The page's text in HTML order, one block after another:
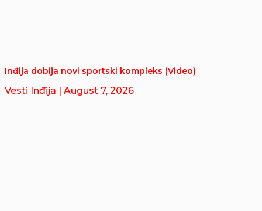
Inđija dobija novi sportski kompleks (Video)
Vesti Inđija | August 7, 2026